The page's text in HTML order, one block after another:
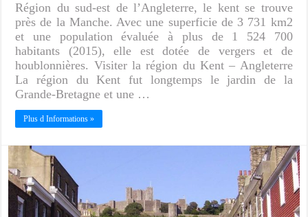
Région du sud-est de l’Angleterre, le kent se trouve
près de la Manche. Avec une superficie de 3 731 km2
et une population évaluée à plus de 1 524 700
habitants (2015), elle est dotée de vergers et de
houblonnières. Visiter la région du Kent – Angleterre
La région du Kent fut longtemps le jardin de la
Grande-Bretagne et une …
Plus d Informations »